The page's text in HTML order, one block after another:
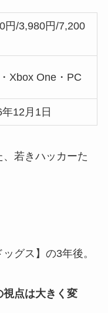
円/3,980円/7,200
Xbox One・PC
12月1日
若きハッカーた
グス】の3年後。
点は大きく変